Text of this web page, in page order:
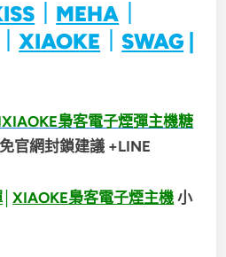
MEHA
｜XIAOKE ｜SWAG|
梟客電子煙彈主機糖
官網封鎖建議 +LINE
│XIAOKE梟客電子煙主機 小